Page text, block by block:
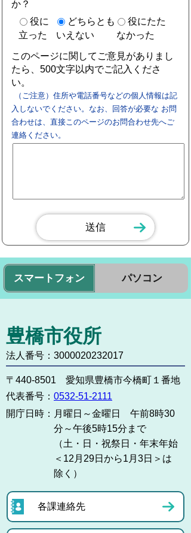
か？
役に
立った
どちらとも
いえない
役にたた
なかった
このページに関してご意見がありまし
たら、500文字以内でご記入くださ
い。
（ご注意）住所や電話番号などの個人情報は記
入しないでください。なお、回答が必要な お問
合わせは、直接このページのお問合わせ先へご
連絡ください。
スマートフォン パソコン
豊橋市役所
法人番号：3000020232017
〒440-8501 愛知県豊橋市今橋町１番地
代表番号： 0532-51-2111
開庁日時： 月曜日～金曜日 午前8時30
分～午後5時15分まで
（土・日・祝祭日・年末年始
＜12月29日から1月3日＞は
除く）
各課連絡先